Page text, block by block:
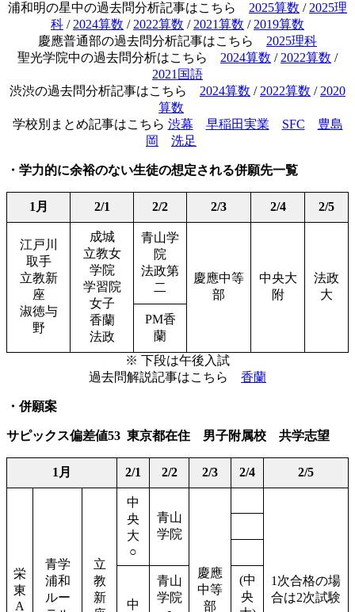
浦和明の星中の過去問分析記事はこちら 2025算数 / 2025理
科 / 2024算数 / 2022算数 / 2021算数 / 2019算数
慶應普通部の過去問分析記事はこちら 2025理科
聖光学院中の過去問分析はこちら 2024算数 / 2022算数 /
2021国語
渋渋の過去問分析記事はこちら 2024算数 / 2022算数 / 2020
算数
学校別まとめ記事はこちら 渋幕 早稲田実業 SFC
豊島
岡
洗足
・学力的に余裕のない生徒の想定される併願先一覧
1月 2/1 2/2 2/3 2/4 2/5
江戸川
取手
立教新
座
淑徳与
野
成城
立教女
学院
学習院
女子
香蘭
法政
青山学
院
法政第
二
慶應中等
部
中央大
附
法政
大
PM香
蘭
※ 下段は午後入試
過去問解説記事はこちら 香蘭
・併願案
サピックス偏差値53 東京都在住 男子附属校 共学志望
1月 2/1 2/2 2/3 2/4 2/5
栄
東
A
青学
浦和
ルー
立
教
新
中
央
大
○
青山
学院
慶應
中等
部
1次合格の場
合は2次試験
中
青山
学院
(中
央